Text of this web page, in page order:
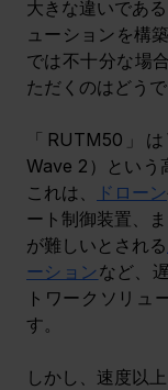
大きな違いであ
ューションを構
では不十分な場
ただくのはどうで
「RUTM50」
Wave 2）という
これは、
ドローン
ート制御装置、
が難しいとされる
ーションなど、
トワークソリュ
す。
しかし、速度以